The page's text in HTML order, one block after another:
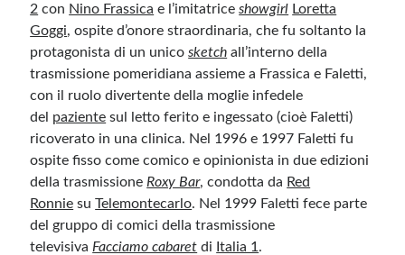
2 con Nino Frassica e l’imitatriceshowgirl Loretta
Goggi, ospite d’onore straordinaria, che fu soltanto la
protagonista di un unicosketch all’interno della
trasmissione pomeridiana assieme a Frassica e Faletti,
con il ruolo divertente della moglie infedele
del paziente sul letto ferito e ingessato (cioè Faletti)
ricoverato in una clinica. Nel 1996 e 1997 Faletti fu
ospite fisso come comico e opinionista in due edizioni
della trasmissione Roxy Bar, condotta da Red
Ronnie suTelemontecarlo. Nel 1999 Faletti fece parte
del gruppo di comici della trasmissione
televisiva Facciamo cabaret di Italia 1 .